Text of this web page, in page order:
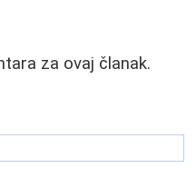
za ovaj članak.